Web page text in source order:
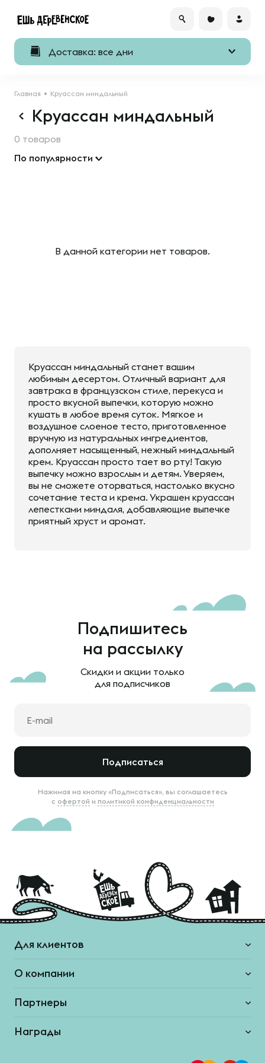
Доставка: все дни
Главная Круассан миндальный
Круассан миндальный
0 товаров
По популярности
В данной категории нет товаров.
Круассан миндальный станет вашим
любимым десертом. Отличный вариант для
завтрака в французском стиле, перекуса и
просто вкусной выпечки, которую можно
кушать в любое время суток. Мягкое и
воздушное слоеное тесто, приготовленное
вручную из натуральных ингредиентов,
дополняет насыщенный, нежный миндальный
крем. Круассан просто тает во рту! Такую
выпечку можно взрослым и детям. Уверяем,
вы не сможете оторваться, настолько вкусно
сочетание теста и крема. Украшен круассан
лепестками миндаля, добавляющие выпечке
приятный хруст и аромат.
Подпишитесь
на рассылку
Скидки и акции только
для подписчиков
Подписаться
Нажимая на кнопку «Подписаться», вы соглашаетесь
с офертой и политикой конфиденциальности
Для клиентов
О компании
Партнеры
Награды